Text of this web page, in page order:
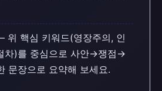
위 핵심 키워드(영장주의, 인
차)를 중심으로 사안→쟁점→
문장으로 요약해 보세요.